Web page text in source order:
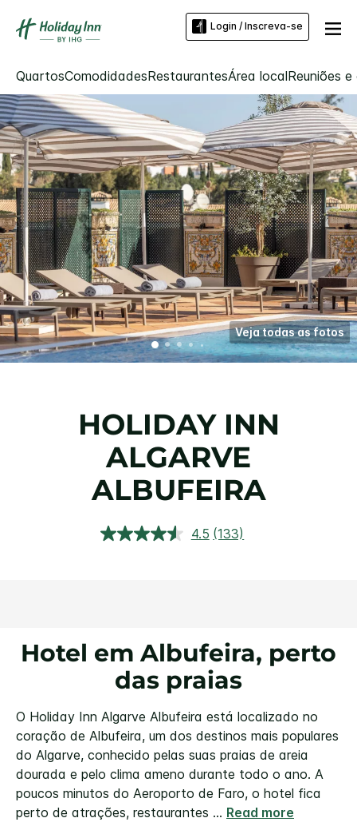
Login / Inscreva-se
QuartosComodidadesRestaurantesÁrea localReuniões
Veja todas as fotos
HOLIDAY INN
ALGARVE
ALBUFEIRA
4.5 Ler
(133)
Hotel em Albufeira, perto
das praias
O Holiday Inn Algarve Albufeira está localizado no
coração de Albufeira, um dos destinos mais populares
do Algarve, conhecido pelas suas praias de areia
dourada e pelo clima ameno durante todo o ano. A
poucos minutos do Aeroporto de Faro, o hotel fica
perto de atrações, restaurantes ... Read more